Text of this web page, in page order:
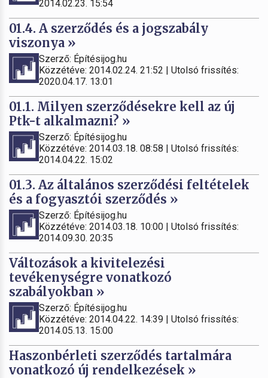
2014.02.23. 15:54
01.4. A szerződés és a jogszabály
viszonya »
Szerző: Építésijog.hu
Közzétéve: 2014.02.24. 21:52 | Utolsó frissítés:
2020.04.17. 13:01
01.1. Milyen szerződésekre kell az új
Ptk-t alkalmazni? »
Szerző: Építésijog.hu
Közzétéve: 2014.03.18. 08:58 | Utolsó frissítés:
2014.04.22. 15:02
01.3. Az általános szerződési feltételek
és a fogyasztói szerződés »
Szerző: Építésijog.hu
Közzétéve: 2014.03.18. 10:00 | Utolsó frissítés:
2014.09.30. 20:35
Változások a kivitelezési
tevékenységre vonatkozó
szabályokban »
Szerző: Építésijog.hu
Közzétéve: 2014.04.22. 14:39 | Utolsó frissítés:
2014.05.13. 15:00
Haszonbérleti szerződés tartalmára
vonatkozó új rendelkezések »